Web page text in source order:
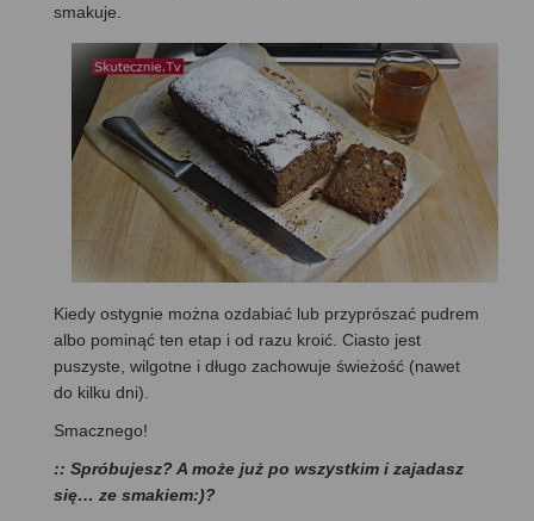
smakuje.
Kiedy ostygnie można ozdabiać lub przyprószać pudrem
albo pominąć ten etap i od razu kroić. Ciasto jest
puszyste, wilgotne i długo zachowuje świeżość (nawet
do kilku dni).
Smacznego!
:: Spróbujesz? A może już po wszystkim i zajadasz
się… ze smakiem:)?